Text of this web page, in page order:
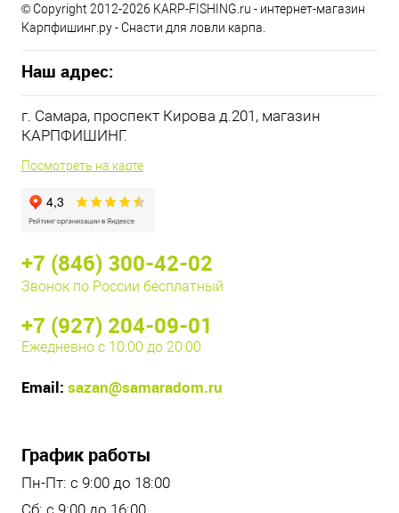
© Copyright 2012-2026 KARP-FISHING.ru - интернет-магазин
Карпфишинг.ру - Снасти для ловли карпа.
Наш адрес:
г. Самара, проспект Кирова д.201, магазин
КАРПФИШИНГ.
Посмотреть на карте
+7 (846) 300-42-02
Звонок по России бесплатный
+7 (927) 204-09-01
Ежедневно с 10:00 до 20:00
Email: sazan@samaradom.ru
График работы
Пн-Пт: с 9:00 до 18:00
Сб: с 9:00 до 16:00